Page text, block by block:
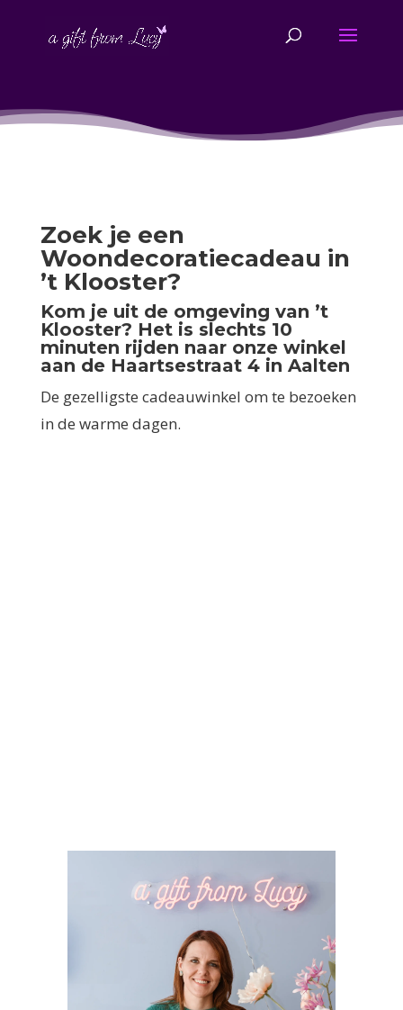
Zoek je een
Woondecoratiecadeau in
’t Klooster?
Kom je uit de omgeving van ’t
Klooster? Het is slechts 10
minuten rijden naar onze winkel
aan de Haartsestraat 4 in Aalten
De gezelligste cadeauwinkel om te bezoeken
in de warme dagen.